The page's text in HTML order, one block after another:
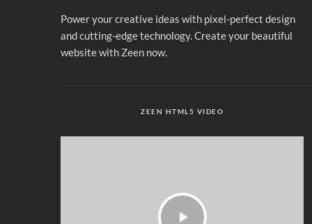
Power your creative ideas with pixel-perfect design
and cutting-edge technology. Create your beautiful
website with Zeen now.
ZEEN HTML5 VIDEO